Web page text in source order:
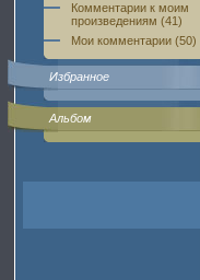
Комментарии к моим
произведениям (41)
Мои комментарии (50)
Избранное
Альбом